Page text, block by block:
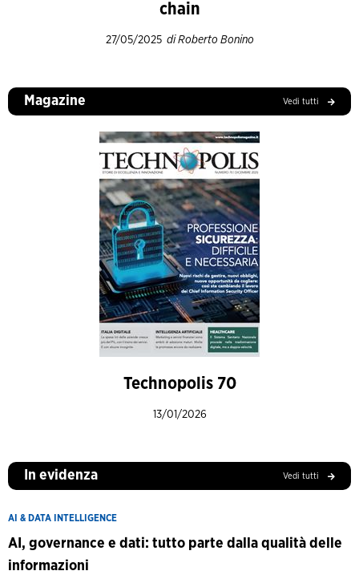
chain
27/05/2025 di Roberto Bonino
Magazine Vedi tutti
Technopolis 70
13/01/2026
In evidenza Vedi tutti
AI & DATA INTELLIGENCE
AI, governance e dati: tutto parte dalla qualità delle
informazioni